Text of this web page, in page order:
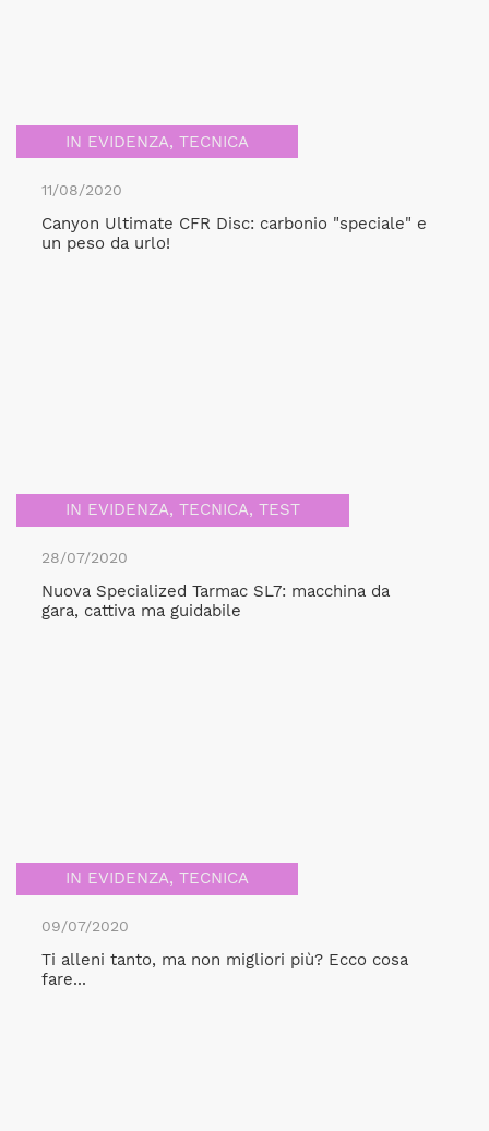
IN EVIDENZA, TECNICA
11/08/2020
Canyon Ultimate CFR Disc: carbonio "speciale" e
un peso da urlo!
IN EVIDENZA, TECNICA, TEST
28/07/2020
Nuova Specialized Tarmac SL7: macchina da
gara, cattiva ma guidabile
IN EVIDENZA, TECNICA
09/07/2020
Ti alleni tanto, ma non migliori più? Ecco cosa
fare...